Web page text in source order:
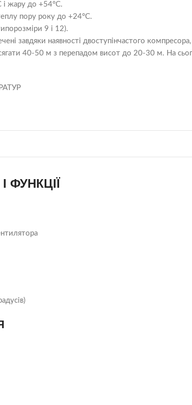
жару до +54°С.
пору року до +24°С.
9 і 12).
завдяки наявності двоступінчастого
40-50 м з перепадом висот до 20-30 м. На
ФУНКЦІЇ